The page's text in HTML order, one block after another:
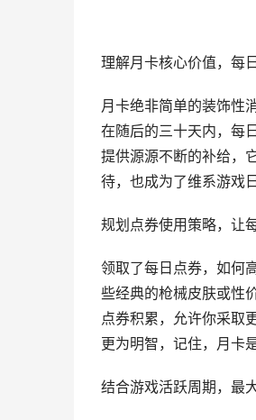
理解月卡核心价值，每
月卡绝非简单的装饰性
在随后的三十天内，每
提供源源不断的补给，
待，也成为了维系游戏
规划点券使用策略，让
领取了每日点券，如何
些经典的枪械皮肤或性
点券积累，允许你采取
更为明智，记住，月卡
结合游戏活跃周期，最